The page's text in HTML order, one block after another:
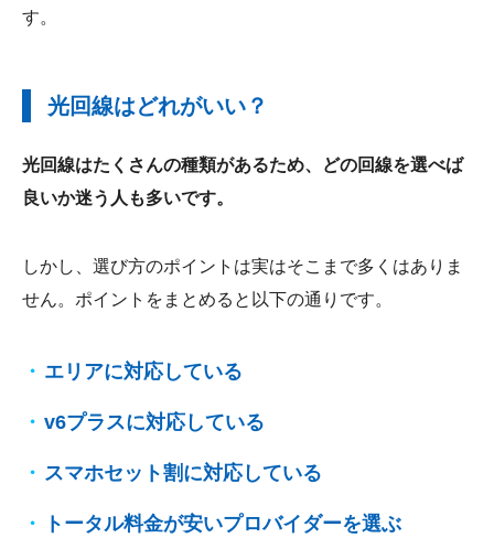
す。
光回線はどれがいい？
光回線はたくさんの種類があるため、どの回線を選べば
良いか迷う人も多いです。
しかし、選び方のポイントは実はそこまで多くはありま
せん。ポイントをまとめると以下の通りです。
エリアに対応している
v6プラスに対応している
スマホセット割に対応している
トータル料金が安いプロバイダーを選ぶ